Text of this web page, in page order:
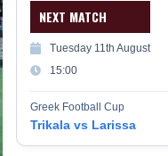
NEXT MATCH
Tuesday 11th August
15:00
Greek Football Cup
Trikala vs Larissa